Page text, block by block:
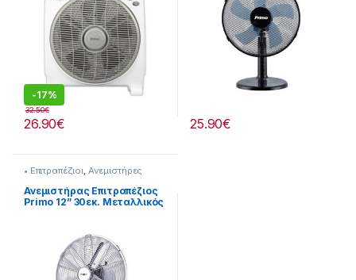
-17%
26.90€
32.50€
25.90€
• Επιτραπέζιοι, Ανεμιστήρες
Ανεμιστήρας Επιτραπέζιος
Primo 12” 30εκ. Μεταλλικός